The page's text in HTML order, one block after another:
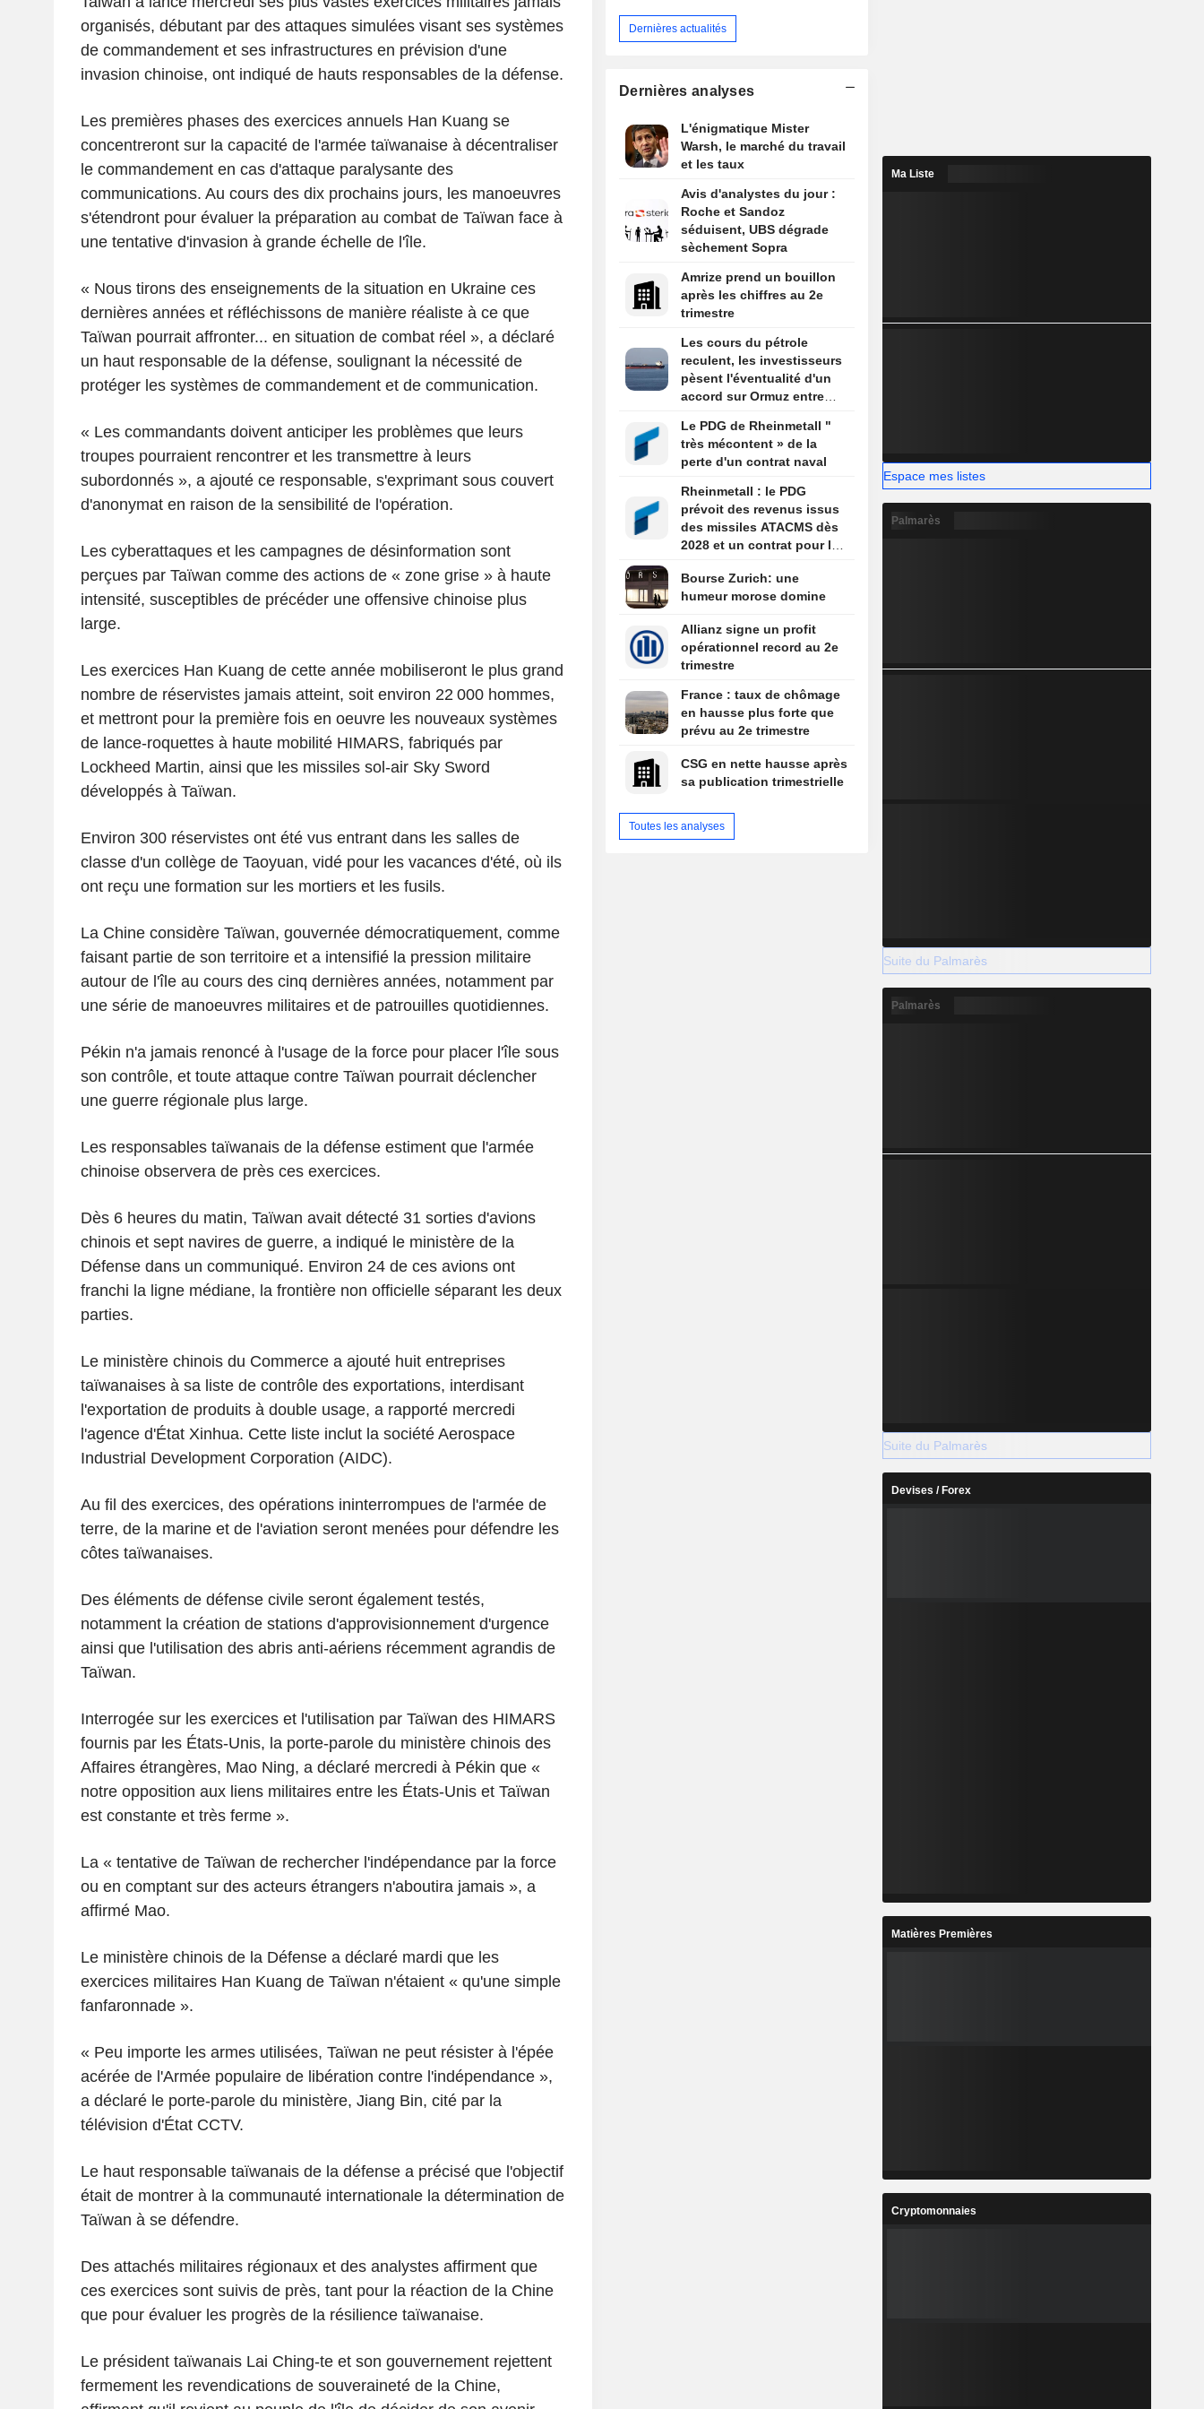
organisés, débutant par des attaques simulées visant ses systèmes
de commandement et ses infrastructures en prévision d'une
invasion chinoise, ont indiqué de hauts responsables de la défense.
Les premières phases des exercices annuels Han Kuang se
concentreront sur la capacité de l'armée taïwanaise à décentraliser
le commandement en cas d'attaque paralysante des
communications. Au cours des dix prochains jours, les manoeuvres
s'étendront pour évaluer la préparation au combat de Taïwan face à
une tentative d'invasion à grande échelle de l'île.
« Nous tirons des enseignements de la situation en Ukraine ces
dernières années et réfléchissons de manière réaliste à ce que
Taïwan pourrait affronter... en situation de combat réel », a déclaré
un haut responsable de la défense, soulignant la nécessité de
protéger les systèmes de commandement et de communication.
« Les commandants doivent anticiper les problèmes que leurs
troupes pourraient rencontrer et les transmettre à leurs
subordonnés », a ajouté ce responsable, s'exprimant sous couvert
d'anonymat en raison de la sensibilité de l'opération.
Les cyberattaques et les campagnes de désinformation sont
perçues par Taïwan comme des actions de « zone grise » à haute
intensité, susceptibles de précéder une offensive chinoise plus
large.
Les exercices Han Kuang de cette année mobiliseront le plus grand
nombre de réservistes jamais atteint, soit environ 22 000 hommes,
et mettront pour la première fois en oeuvre les nouveaux systèmes
de lance-roquettes à haute mobilité HIMARS, fabriqués par
Lockheed Martin, ainsi que les missiles sol-air Sky Sword
développés à Taïwan.
Environ 300 réservistes ont été vus entrant dans les salles de
classe d'un collège de Taoyuan, vidé pour les vacances d'été, où ils
ont reçu une formation sur les mortiers et les fusils.
La Chine considère Taïwan, gouvernée démocratiquement, comme
faisant partie de son territoire et a intensifié la pression militaire
autour de l'île au cours des cinq dernières années, notamment par
une série de manoeuvres militaires et de patrouilles quotidiennes.
Pékin n'a jamais renoncé à l'usage de la force pour placer l'île sous
son contrôle, et toute attaque contre Taïwan pourrait déclencher
une guerre régionale plus large.
Les responsables taïwanais de la défense estiment que l'armée
chinoise observera de près ces exercices.
Dès 6 heures du matin, Taïwan avait détecté 31 sorties d'avions
chinois et sept navires de guerre, a indiqué le ministère de la
Défense dans un communiqué. Environ 24 de ces avions ont
franchi la ligne médiane, la frontière non officielle séparant les deux
parties.
Le ministère chinois du Commerce a ajouté huit entreprises
taïwanaises à sa liste de contrôle des exportations, interdisant
l'exportation de produits à double usage, a rapporté mercredi
l'agence d'État Xinhua. Cette liste inclut la société Aerospace
Industrial Development Corporation (AIDC).
Au fil des exercices, des opérations ininterrompues de l'armée de
terre, de la marine et de l'aviation seront menées pour défendre les
côtes taïwanaises.
Des éléments de défense civile seront également testés,
notamment la création de stations d'approvisionnement d'urgence
ainsi que l'utilisation des abris anti-aériens récemment agrandis de
Taïwan.
Interrogée sur les exercices et l'utilisation par Taïwan des HIMARS
fournis par les États-Unis, la porte-parole du ministère chinois des
Affaires étrangères, Mao Ning, a déclaré mercredi à Pékin que «
notre opposition aux liens militaires entre les États-Unis et Taïwan
est constante et très ferme ».
La « tentative de Taïwan de rechercher l'indépendance par la force
ou en comptant sur des acteurs étrangers n'aboutira jamais », a
affirmé Mao.
Le ministère chinois de la Défense a déclaré mardi que les
exercices militaires Han Kuang de Taïwan n'étaient « qu'une simple
fanfaronnade ».
« Peu importe les armes utilisées, Taïwan ne peut résister à l'épée
acérée de l'Armée populaire de libération contre l'indépendance »,
a déclaré le porte-parole du ministère, Jiang Bin, cité par la
télévision d'État CCTV.
Le haut responsable taïwanais de la défense a précisé que l'objectif
était de montrer à la communauté internationale la détermination de
Taïwan à se défendre.
Des attachés militaires régionaux et des analystes affirment que
ces exercices sont suivis de près, tant pour la réaction de la Chine
que pour évaluer les progrès de la résilience taïwanaise.
Le président taïwanais Lai Ching-te et son gouvernement rejettent
fermement les revendications de souveraineté de la Chine,
Dernières actualités
Dernières analyses
L'énigmatique Mister
Warsh, le marché du travail
et les taux
Avis d'analystes du jour :
Roche et Sandoz
séduisent, UBS dégrade
sèchement Sopra
Amrize prend un bouillon
après les chiffres au 2e
trimestre
Les cours du pétrole
reculent, les investisseurs
pèsent l'éventualité d'un
accord sur Ormuz entre
Le PDG de Rheinmetall "
très mécontent » de la
perte d'un contrat naval
Rheinmetall : le PDG
prévoit des revenus issus
des missiles ATACMS dès
2028 et un contrat pour le
Bourse Zurich: une
humeur morose domine
Allianz signe un profit
opérationnel record au 2e
trimestre
France : taux de chômage
en hausse plus forte que
prévu au 2e trimestre
CSG en nette hausse après
sa publication trimestrielle
Toutes les analyses
Ma Liste
Espace mes listes
Palmarès
Suite du Palmarès
Palmarès
Suite du Palmarès
Devises / Forex
Matières Premières
Cryptomonnaies